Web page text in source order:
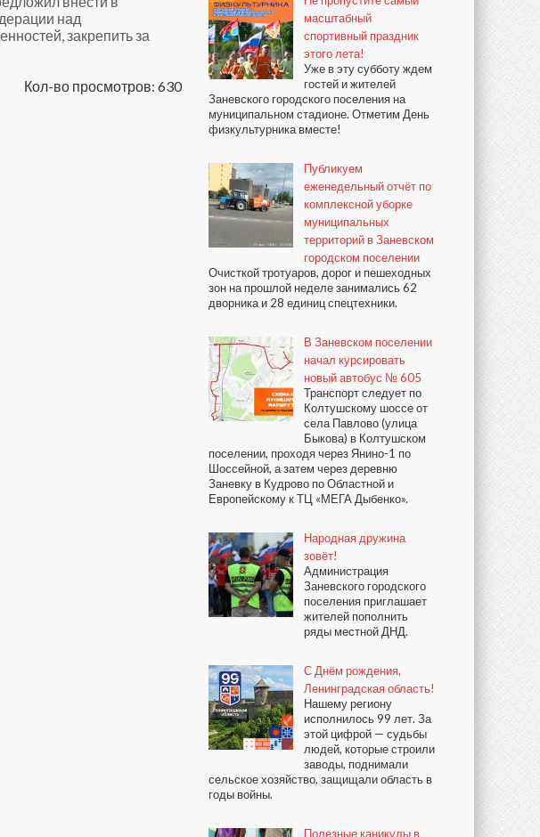
над
закрепить за
Кол-во просмотров: 630
масштабный
спортивный праздник
этого лета!
Уже в эту субботу ждем
гостей и жителей
Заневского городского поселения на
муниципальном стадионе. Отметим День
физкультурника вместе!
Публикуем
еженедельный отчёт по
комплексной уборке
муниципальных
территорий в Заневском
городском поселении
Очисткой тротуаров, дорог и пешеходных
зон на прошлой неделе занимались 62
дворника и 28 единиц спецтехники.
В Заневском поселении
начал курсировать
новый автобус № 605
Транспорт следует по
Колтушскому шоссе от
села Павлово (улица
Быкова) в Колтушском
поселении, проходя через Янино-1 по
Шоссейной, а затем через деревню
Заневку в Кудрово по Областной и
Европейскому к ТЦ «МЕГА Дыбенко».
Народная дружина
зовёт!
Администрация
Заневского городского
поселения приглашает
жителей пополнить
ряды местной ДНД.
С Днём рождения,
Ленинградская область!
Нашему региону
исполнилось 99 лет. За
этой цифрой — судьбы
людей, которые строили
заводы, поднимали
сельское хозяйство, защищали область в
годы войны.
Полезные каникулы в